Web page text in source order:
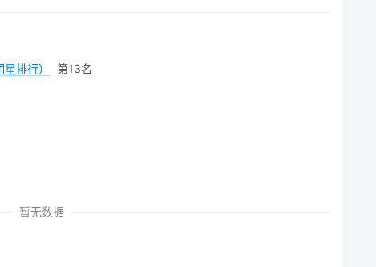
排行） 第13名
暂无数据